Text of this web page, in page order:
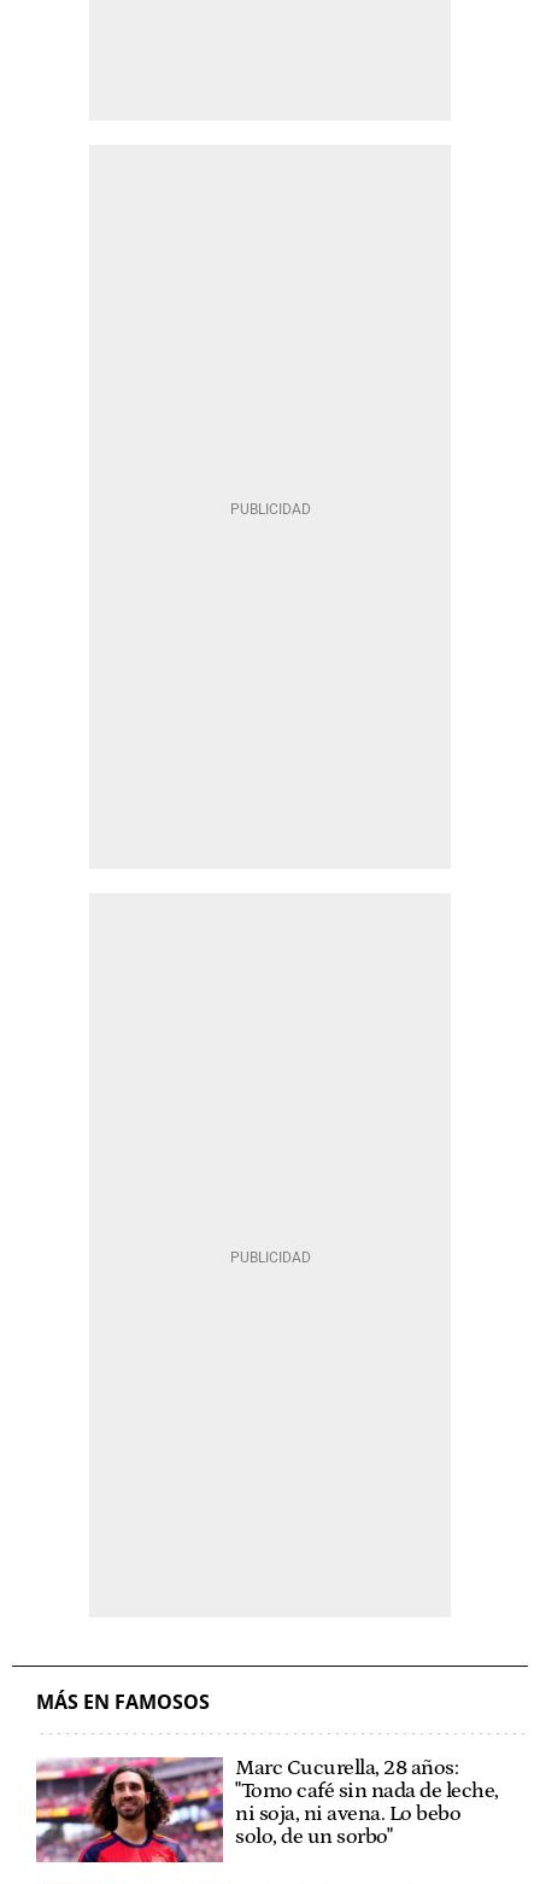
MÁS EN FAMOSOS
Marc Cucurella, 28 años:
"Tomo café sin nada de leche,
ni soja, ni avena. Lo bebo
solo, de un sorbo"